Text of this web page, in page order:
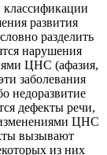
классификации
развития
разделить
нарушения
ЦНС (афазия,
заболевания
недоразвитие
дефекты речи,
ЦНС
вызывают
из них